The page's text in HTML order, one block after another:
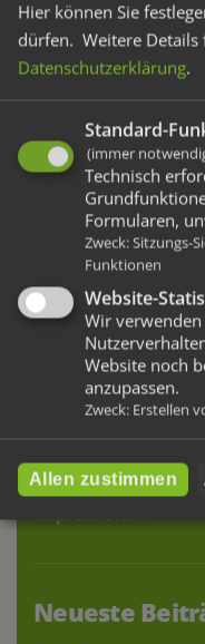
Erfahren Sie
Glücksbringern,
Events und finden
freuen uns auf Sie!
Alle Beiträge
Offene
Übersicht
Garten mit Geschichte
Interview
Gartenteile
Neueste
Hier können Sie
dürfen. Weitere Details
Datenschutzerklärung.
Standard-
(immer
Technisch
Formularen,
Zweck:Sitzungs-
Funktionen
Website-
Wir
Website noch
anzupassen.
Zweck: Erstellen
Allen zustimmen